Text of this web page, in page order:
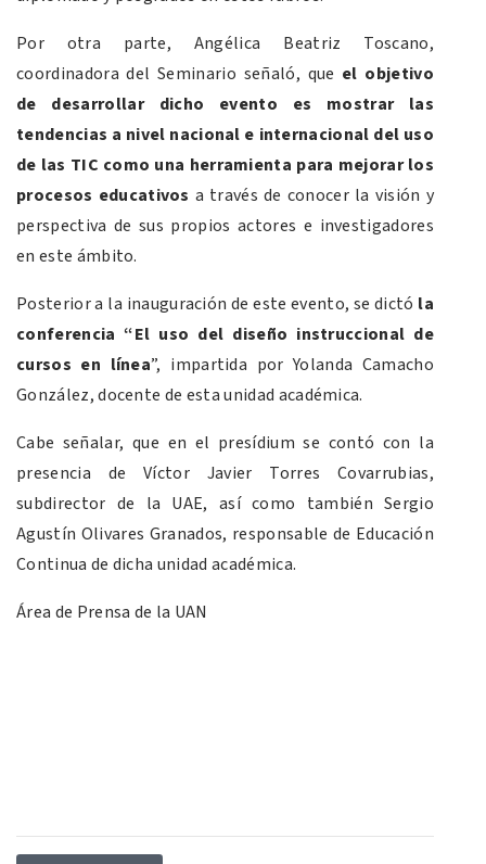
Por otra parte, Angélica Beatriz Toscano,
coordinadora del Seminario señaló, que el objetivo
de desarrollar dicho evento es mostrar las
tendencias a nivel nacional e internacional del uso
de las TIC como una herramienta para mejorar los
procesos educativos a través de conocer la visión y
perspectiva de sus propios actores e investigadores
en este ámbito.
Posterior a la inauguración de este evento, se dictó la
conferencia “El uso del diseño instruccional de
cursos en línea”, impartida por Yolanda Camacho
González, docente de esta unidad académica.
Cabe señalar, que en el presídium se contó con la
presencia de Víctor Javier Torres Covarrubias,
subdirector de la UAE, así como también Sergio
Agustín Olivares Granados, responsable de Educación
Continua de dicha unidad académica.
Área de Prensa de la UAN